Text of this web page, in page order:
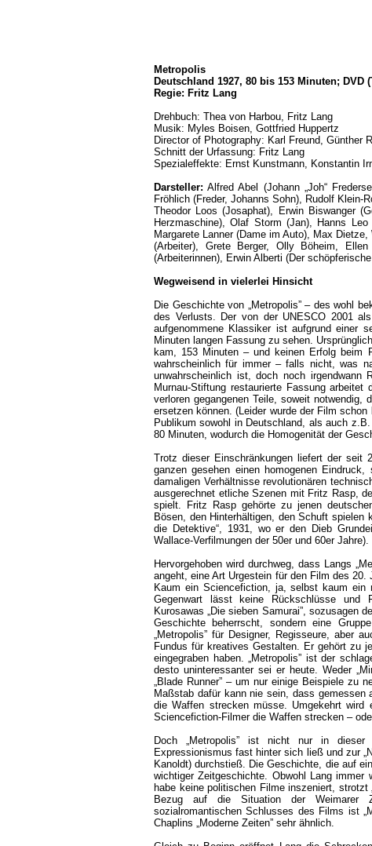
Metropolis
Deutschland 1927, 80 bis 153 Minuten;
Regie: Fritz Lang
Drehbuch: Thea von Harbou, Fritz Lang
Musik: Myles Boisen, Gottfried Huppertz
Director of Photography: Karl Freund, Günther
Schnitt der Urfassung: Fritz Lang
Spezialeffekte: Ernst Kunstmann, Konstantin
Darsteller: Alfred Abel (Johann „Joh“
Fröhlich (Freder, Johanns Sohn), Rudolf Klein-
Theodor Loos (Josaphat), Erwin Biswanger
Herzmaschine), Olaf Storm (Jan), Hanns
Margarete Lanner (Dame im Auto), Max
(Arbeiter), Grete Berger, Olly Böheim,
(Arbeiterinnen), Erwin Alberti (Der
Wegweisend in vielerlei Hinsicht
Die Geschichte von „Metropolis” – des wohl
des Verlusts. Der von der UNESCO 2001
aufgenommene Klassiker ist aufgrund einer
Minuten langen Fassung zu sehen.
kam, 153 Minuten – und keinen Erfolg
wahrscheinlich für immer – falls nicht, was
unwahrscheinlich ist, doch noch irgendwann
Murnau-Stiftung restaurierte Fassung
verloren gegangenen Teile, soweit notwendig,
ersetzen können. (Leider wurde der Film
Publikum sowohl in Deutschland, als auch
80 Minuten, wodurch die Homogenität der
Trotz dieser Einschränkungen liefert der seit
ganzen gesehen einen homogenen
damaligen Verhältnisse revolutionären
ausgerechnet etliche Szenen mit Fritz Rasp,
spielt. Fritz Rasp gehörte zu jenen
Bösen, den Hinterhältigen, den Schuft spielen
die Detektive“, 1931, wo er den Dieb
Wallace-Verfilmungen der 50er und 60er Jahre).
Hervorgehoben wird durchweg, dass Langs
angeht, eine Art Urgestein für den Film des
Kaum ein Sciencefiction, ja, selbst kaum ein
Gegenwart lässt keine Rückschlüsse und
Kurosawas „Die sieben Samurai”, sozusagen
Geschichte beherrscht, sondern eine
„Metropolis” für Designer, Regisseure, aber
Fundus für kreatives Gestalten. Er gehört zu
eingegraben haben. „Metropolis” ist der
desto uninteressanter sei er heute. Weder
„Blade Runner” – um nur einige Beispiele zu
Maßstab dafür kann nie sein, dass gemessen
die Waffen strecken müsse. Umgekehrt wird
Sciencefiction-Filmer die Waffen strecken –
Doch „Metropolis” ist nicht nur in
Expressionismus fast hinter sich ließ und zur
Kanoldt) durchstieß. Die Geschichte, die auf
wichtiger Zeitgeschichte. Obwohl Lang
habe keine politischen Filme inszeniert,
Bezug auf die Situation der Weimarer
sozialromantischen Schlusses des Films ist
Chaplins „Moderne Zeiten” sehr ähnlich.